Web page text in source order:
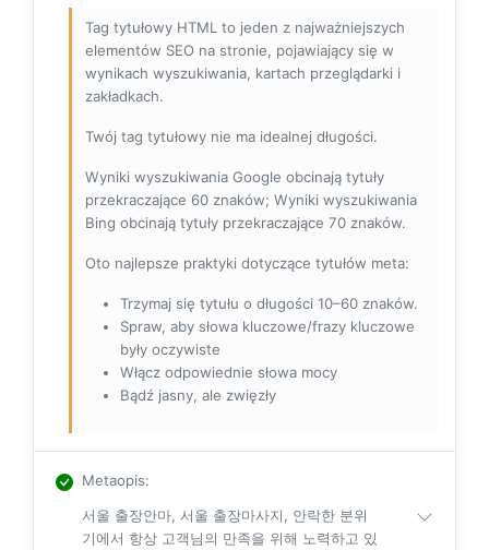
Tag tytułowy HTML to jeden z najważniejszych
elementów SEO na stronie, pojawiający się w
wynikach wyszukiwania, kartach przeglądarki i
zakładkach.
Twój tag tytułowy nie ma idealnej długości.
Wyniki wyszukiwania Google obcinają tytuły
przekraczające 60 znaków; Wyniki wyszukiwania
Bing obcinają tytuły przekraczające 70 znaków.
Oto najlepsze praktyki dotyczące tytułów meta:
Trzymaj się tytułu o długości 10–60 znaków.
Spraw, aby słowa kluczowe/frazy kluczowe
były oczywiste
Włącz odpowiednie słowa mocy
Bądź jasny, ale zwięzły
Metaopis:
서울 출장안마, 서울 출장마사지, 안락한 분위
기에서 항상 고객님의 만족을 위해 노력하고 있